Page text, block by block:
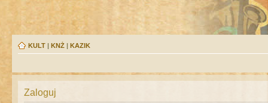
KULT | KNŻ | KAZIK
Zaloguj